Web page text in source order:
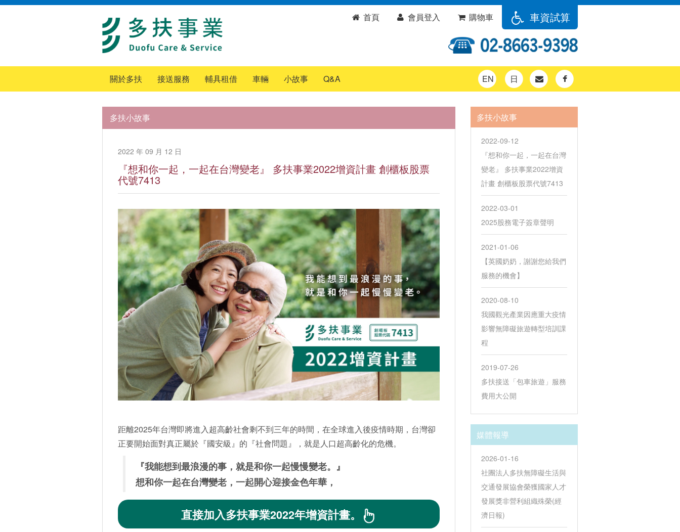
首頁 會員登入 購物車 車資試算
關於多扶 接送服務 輔具租借 車輛 小故事 Q&A EN 日
多扶小故事
2022 年 09 月 12 日
『想和你一起，一起在台灣變老』 多扶事業2022增資計畫 創櫃板股票
代號7413
距離2025年台灣即將進入超高齡社會剩不到三年的時間，在全球進入後疫情時期，台灣卻
正要開始面對真正屬於『國安級』的『社會問題』，就是人口超高齡化的危機。
『我能想到最浪漫的事，就是和你一起慢慢變老。』
想和你一起在台灣變老，一起開心迎接金色年華，
直接加入多扶事業2022年增資計畫。
多扶小故事
2022-09-12
『想和你一起，一起在台灣
變老』 多扶事業2022增資
計畫 創櫃板股票代號7413
2022-03-01
2025股務電子簽章聲明
2021-01-06
【英國奶奶，謝謝您給我們
服務的機會】
2020-08-10
我國觀光產業因應重大疫情
影響無障礙旅遊轉型培訓課
程
2019-07-26
多扶接送「包車旅遊」服務
費用大公開
媒體報導
2026-01-16
社團法人多扶無障礙生活與
交通發展協會榮獲國家人才
發展獎非營利組織殊榮(經
濟日報)